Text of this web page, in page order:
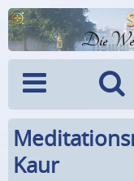
Die
Menü
Kaur